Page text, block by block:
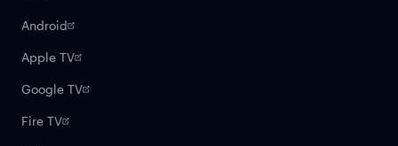
Android
Apple TV
Google TV
Fire TV